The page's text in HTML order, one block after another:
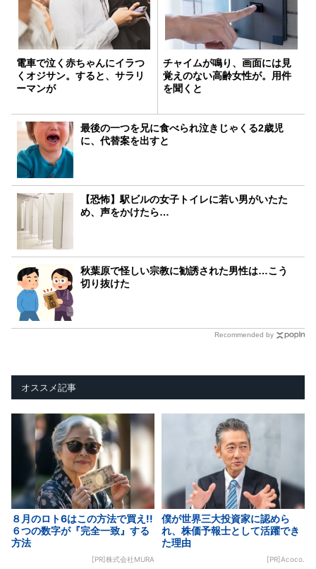
電車で泣く赤ちゃんにイラつ
くオジサン。すると、サラリ
ーマンが
チャイムが鳴り、画面には見
覚えのない高齢女性が。用件
を聞くと
最後の一つを兄に食べられ泣きじゃくる2歳児
に、代替案を出すと
【恐怖】駅ビルの女子トイレに若い男がいたた
め、声をかけたら…
秋葉原で怪しい宗教に勧誘された男性は…こう
切り抜けた
Recommended by
オススメ記事
８月のロト6はこの方法で買え!!
６つの数字が『完全一致』する
方法
[PR]株式会社MURA
僕が世界三大投資家に認めら
れ、株価予報士として活躍でき
た理由
[PR]Acoco.